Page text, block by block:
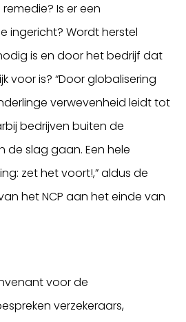
Is er een
ingericht? Wordt herstel
is en door het bedrijf dat
voor is? “Door globalisering
verwevenheid leidt tot
bedrijven buiten de
de slag gaan. Een hele
zet het voort!,” aldus de
het NCP aan het einde van
voor de
verzekeraars,